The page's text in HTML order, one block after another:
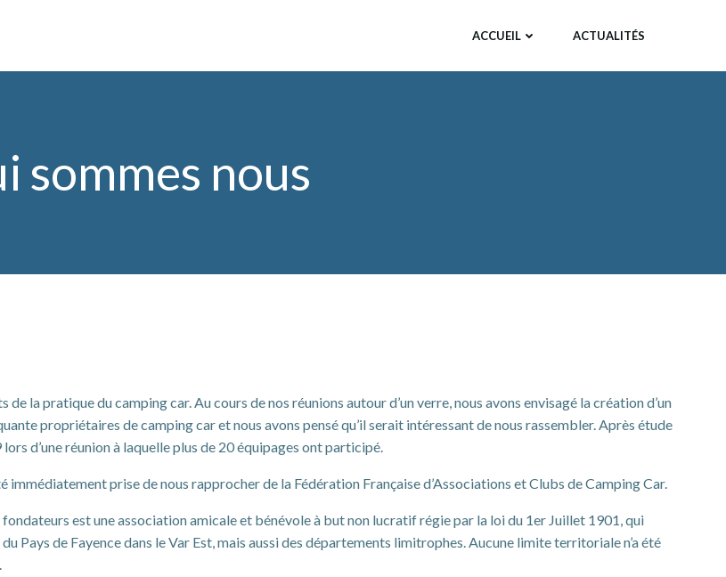
ACCUEIL ACTUALITÉS
sommes nous
la pratique du camping car. Au cours de nos réunions autour d’un verre, nous avons envisagé la création d’un
propriétaires de camping car et nous avons pensé qu’il serait intéressant de nous rassembler. Après étude
d’une réunion à laquelle plus de 20 équipages ont participé.
prise de nous rapprocher de la Fédération Française d’Associations et Clubs de Camping Car.
est une association amicale et bénévole à but non lucratif régie par la loi du 1er Juillet 1901, qui
Pays de Fayence dans le Var Est, mais aussi des départements limitrophes. Aucune limite territoriale n’a été